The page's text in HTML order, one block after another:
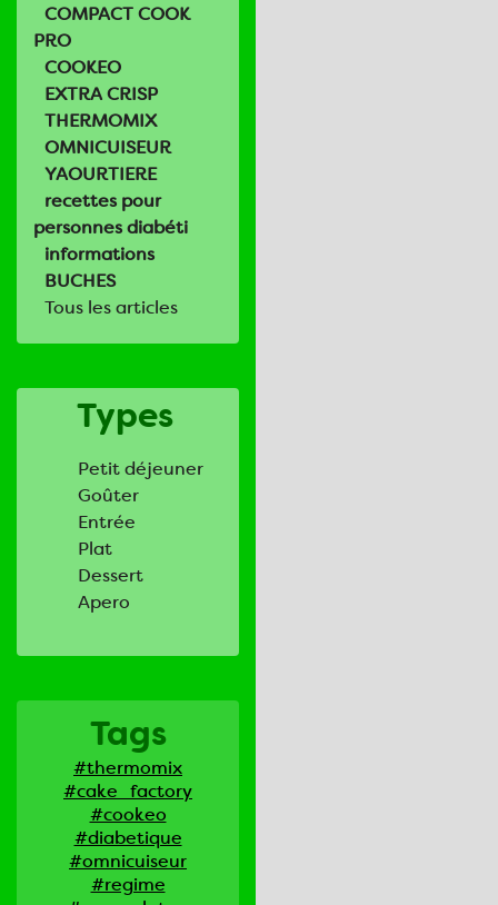
COMPACT COOK
PRO
COOKEO
EXTRA CRISP
THERMOMIX
OMNICUISEUR
YAOURTIERE
recettes pour
personnes diabéti
informations
BUCHES
Tous les articles
Types
Petit déjeuner
Goûter
Entrée
Plat
Dessert
Apero
Tags
#thermomix
#cake_factory
#cookeo
#diabetique
#omnicuiseur
#regime